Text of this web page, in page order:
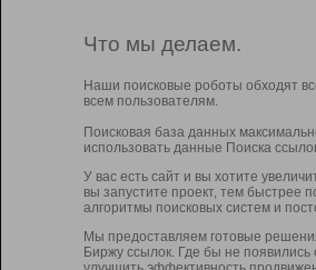
Что мы делаем.
Наши поисковые роботы обходят
всем пользователям.
Поисковая база данных
использовать данные Поиска
У вас есть сайт и вы хотите
вы запустите проект, тем быстрее
алгоритмы поисковых систем и
Мы предоставляем готовые
Биржу ссылок. Где бы не